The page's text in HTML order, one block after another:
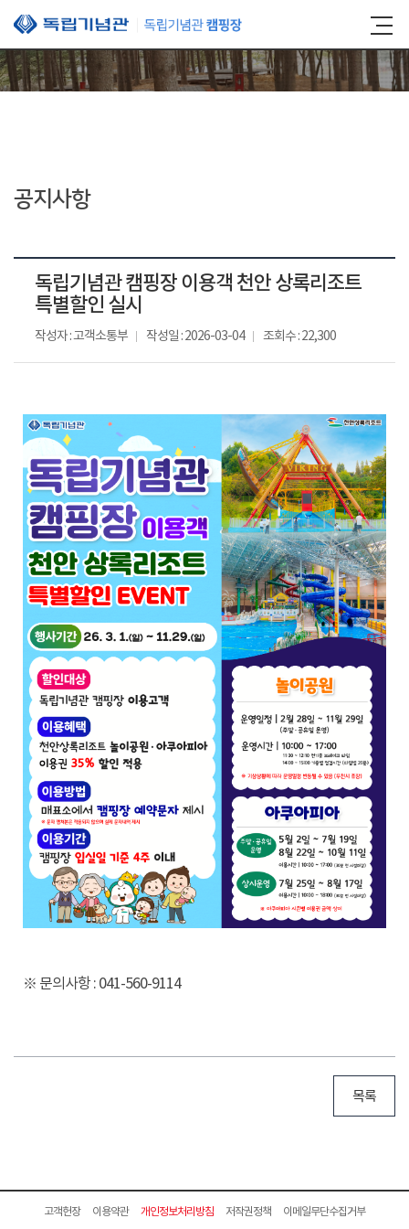
본문 바로가기
공지사항
독립기념관 캠핑장 이용객 천안 상록리조트
특별할인 실시
작성자 : 고객소통부 작성일 : 2026-03-04 조회수 : 22,300
※ 문의사항 : 041-560-9114
목록
고객헌장 이용약관 개인정보처리방침 저작권정책 이메일무단수집거부